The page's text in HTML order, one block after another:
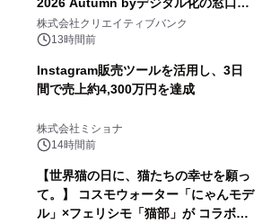
開催
株式会社クリエイティブバンク
13時間前
Instagram販売ツールを活用し、3日
間で売上約4,300万円を達成
株式会社ミショナ
14時間前
【世界猫の日に、猫たちの幸せを願っ
て。】 コスモウォーター「にゃんモデ
ル」×フェリシモ「猫部」が コラボキ